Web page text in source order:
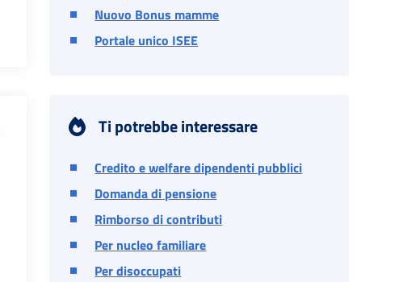
Nuovo Bonus mamme
Portale unico ISEE
Ti potrebbe interessare
Credito e welfare dipendenti pubblici
Domanda di pensione
Rimborso di contributi
Per nucleo familiare
Per disoccupati